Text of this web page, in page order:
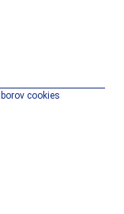
cookies